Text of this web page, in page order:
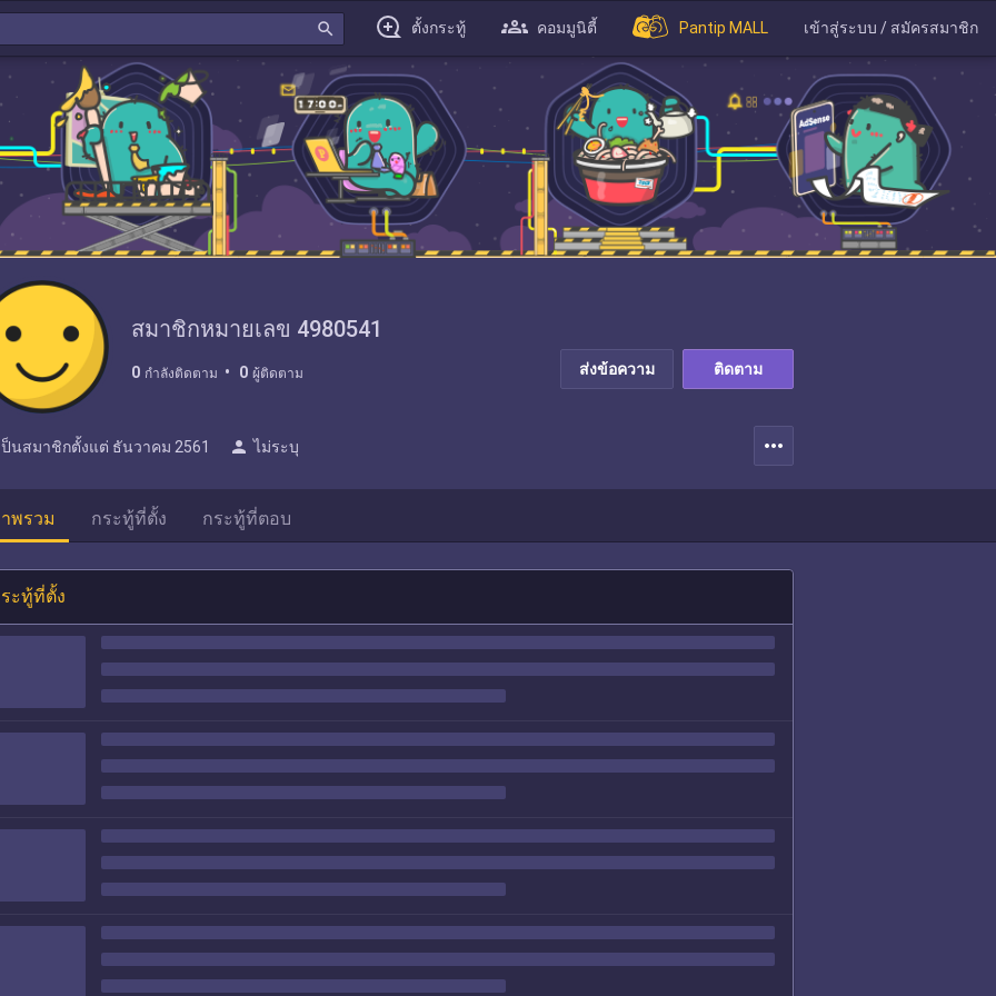
search ตั้งกระทู้ คอมมูนิตี้ Pantip MALL เข้าสู่ระบบ / สมัครสมาชิก
สมาชิกหมายเลข 4980541
0 กำลังติดตาม 0 ผู้ติดตาม ส่งข้อความ ติดตาม
ป็นสมาชิกตั้งแต่ ธันวาคม 2561 person ไม่ระบุ more_horiz
พรวม กระทู้ที่ตั้ง กระทู้ที่ตอบ
ะทู้ที่ตั้ง